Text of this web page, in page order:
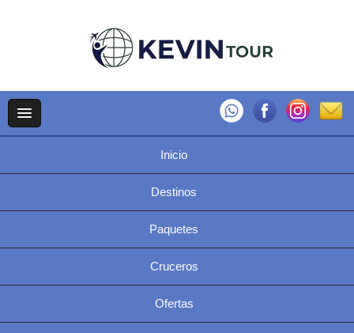
Inicio
Destinos
Paquetes
Cruceros
Ofertas